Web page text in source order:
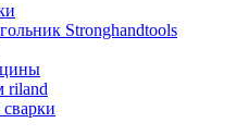
Stronghandtools
riland